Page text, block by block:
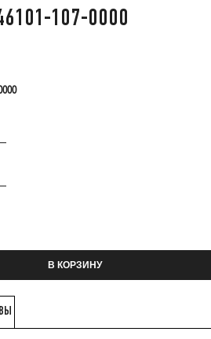
107-0000
В КОРЗИНУ